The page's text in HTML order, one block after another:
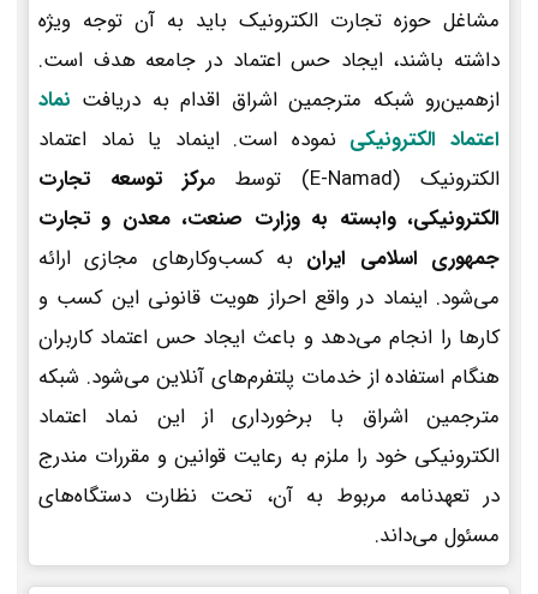
مشاغل حوزه تجارت الکترونیک باید به آن توجه ویژه
داشته باشند، ایجاد حس اعتماد در جامعه هدف است.
ازهمین‌رو شبکه مترجمین اشراق اقدام به دریافت نماد
اعتماد الکترونیکی نموده است. اینماد یا نماد اعتماد
الکترونیک (E-Namad) توسط م
رکز توسعه تجارت
الکترونیکی، وابسته به وزارت صنعت، معدن و تجارت
جمهوری اسلامی ایران به کسب‌وکارهای مجازی ارائه
می‌شود. اینماد در واقع احراز هویت قانونی این کسب و
کارها را انجام می‌دهد و باعث ایجاد حس اعتماد کاربران
هنگام استفاده از خدمات پلتفرم‌های آنلاین می‌شود. شبکه
مترجمین اشراق با برخورداری از این نماد اعتماد
الکترونیکی خود را ملزم به رعایت قوانین و مقررات مندرج
در تعهدنامه مربوط به آن، تحت نظارت دستگاه‌های
مسئول می‌داند.